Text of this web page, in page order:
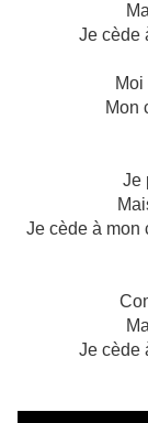
Je cède
Mon
Je
Je cède à mon
Je cède